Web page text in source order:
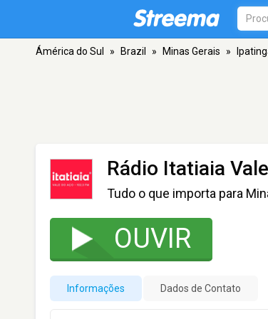
Ámérica do Sul » Brazil » Minas Gerais »
Rádio Itatiaia
Tudo o que importa para
OUVIR
Informações Dados de Contato